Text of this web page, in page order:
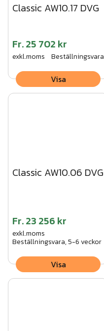
Classic AW10.17 DVG
Fr.25 702 kr
exkl.moms Beställningsvara
Visa
Classic AW10.06 DVG
Fr.23 256 kr
exkl.moms
Beställningsvara, 5-6 veckor
Visa